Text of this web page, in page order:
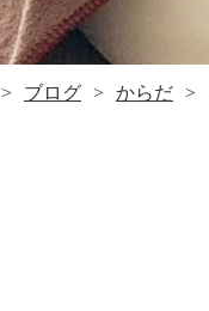
ブログ からだ